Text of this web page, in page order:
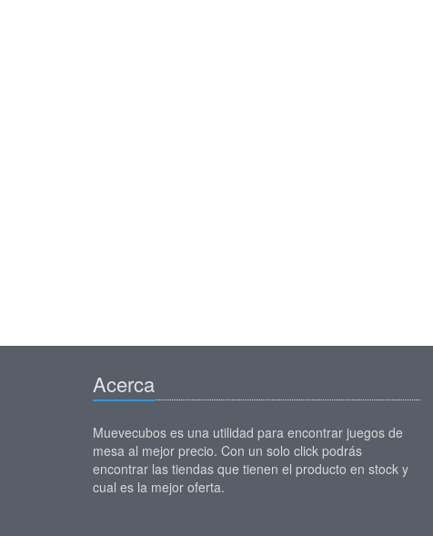
Acerca
Muevecubos es una utilidad para encontrar juegos de
mesa al mejor precio. Con un solo click podrás
encontrar las tiendas que tienen el producto en stock y
cual es la mejor oferta.